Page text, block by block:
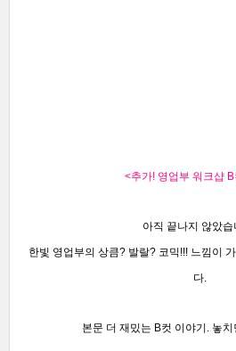
<추가! 영업부 워크샵
아직 끝나지 않았습
한빛 영업부의 상큼? 발랄? 코믹!!!느낌이 가
다.
본문 더 재밌는 B컷 이야기. 놓